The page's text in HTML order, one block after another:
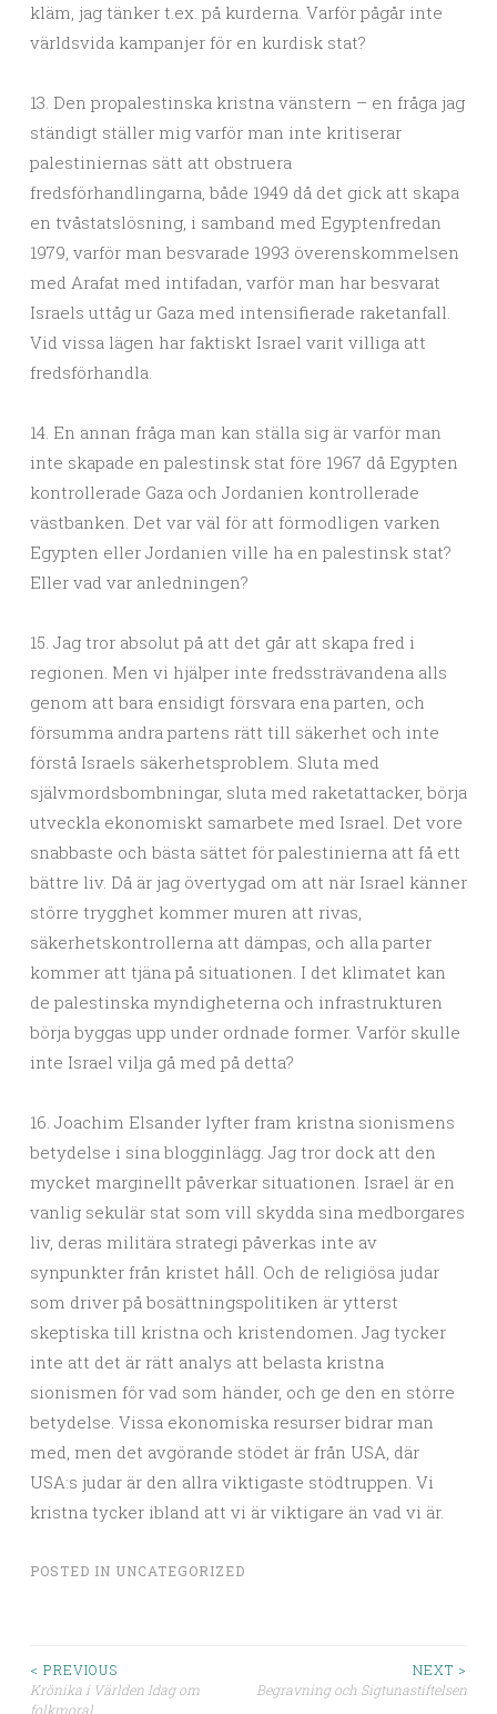
kläm, jag tänker t.ex. på kurderna. Varför pågår inte
världsvida kampanjer för en kurdisk stat?
13. Den propalestinska kristna vänstern – en fråga jag
ständigt ställer mig varför man inte kritiserar
palestiniernas sätt att obstruera
fredsförhandlingarna, både 1949 då det gick att skapa
en tvåstatslösning, i samband med Egyptenfredan
1979, varför man besvarade 1993 överenskommelsen
med Arafat med intifadan, varför man har besvarat
Israels uttåg ur Gaza med intensifierade raketanfall.
Vid vissa lägen har faktiskt Israel varit villiga att
fredsförhandla.
14. En annan fråga man kan ställa sig är varför man
inte skapade en palestinsk stat före 1967 då Egypten
kontrollerade Gaza och Jordanien kontrollerade
västbanken. Det var väl för att förmodligen varken
Egypten eller Jordanien ville ha en palestinsk stat?
Eller vad var anledningen?
15. Jag tror absolut på att det går att skapa fred i
regionen. Men vi hjälper inte fredssträvandena alls
genom att bara ensidigt försvara ena parten, och
försumma andra partens rätt till säkerhet och inte
förstå Israels säkerhetsproblem. Sluta med
självmordsbombningar, sluta med raketattacker, börja
utveckla ekonomiskt samarbete med Israel. Det vore
snabbaste och bästa sättet för palestinierna att få ett
bättre liv. Då är jag övertygad om att när Israel känner
större trygghet kommer muren att rivas,
säkerhetskontrollerna att dämpas, och alla parter
kommer att tjäna på situationen. I det klimatet kan
de palestinska myndigheterna och infrastrukturen
börja byggas upp under ordnade former. Varför skulle
inte Israel vilja gå med på detta?
16. Joachim Elsander lyfter fram kristna sionismens
betydelse i sina blogginlägg. Jag tror dock att den
mycket marginellt påverkar situationen. Israel är en
vanlig sekulär stat som vill skydda sina medborgares
liv, deras militära strategi påverkas inte av
synpunkter från kristet håll. Och de religiösa judar
som driver på bosättningspolitiken är ytterst
skeptiska till kristna och kristendomen. Jag tycker
inte att det är rätt analys att belasta kristna
sionismen för vad som händer, och ge den en större
betydelse. Vissa ekonomiska resurser bidrar man
med, men det avgörande stödet är från USA, där
USA:s judar är den allra viktigaste stödtruppen. Vi
kristna tycker ibland att vi är viktigare än vad vi är.
POSTED IN UNCATEGORIZED
< PREVIOUS
Krönika i Världen Idag om
folkmoral
NEXT >
Begravning och Sigtunastiftelsen